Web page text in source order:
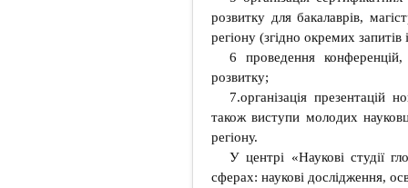
розвитку для бакалаврів,
регіону (згідно окремих
6 проведення конференцій,
розвитку;
7.організація презентацій
також виступи молодих
регіону.
У центрі «Наукові студії
сферах: наукові дослідження,